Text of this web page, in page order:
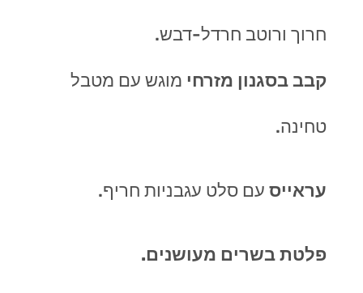
חרוך ורוטב חרדל-דבש.
קבב בסגנון מזרחי מוגש עם מטבל
טחינה.
עראייס עם סלט עגבניות חריף.
פלטת בשרים מעושנים.